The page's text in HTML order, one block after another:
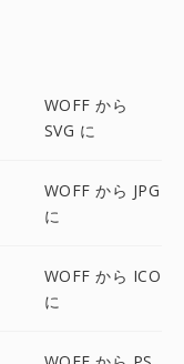
WOFF から
SVG に
WOFF から JPG
に
WOFF から ICO
に